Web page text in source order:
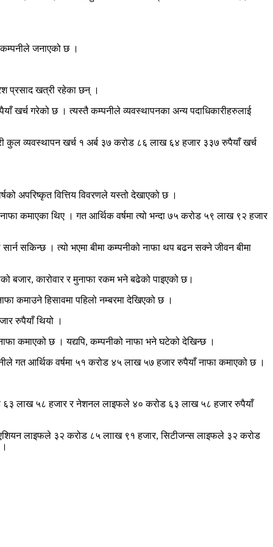
जनाएको छ ।
प्रसाद खत्री रहेका छन् ।
खर्च गरेको छ । त्यस्तै कम्पनीले व्यवस्थापनका अन्य पदाधिकारीहरुलाई
कुल व्यवस्थापन खर्च १ अर्ब ३७ करोड ८६ लाख ६४ हजार ३३७ रुपैयाँ खर्च
अपरिष्कृत वित्तिय विवरणले यस्तो देखाएको छ ।
कमाएका थिए । गत आर्थिक वर्षमा त्यो भन्दा ७५ करोड ५९ लाख ९२ हजार
सकिन्छ । त्यो भएमा बीमा कम्पनीको नाफा थप बढन सक्ने जीवन बीमा
बजार, कारोवार र मुनाफा रकम भने बढेको पाइएको छ।
कमाउने हिसावमा पहिलो नम्बरमा देखिएको छ ।
रुपैयाँ थियो ।
कमाएको छ । यद्यपि, कम्पनीको नाफा भने घटेको देखिन्छ ।
गत आर्थिक वर्षमा ५१ करोड ४५ लाख ५७ हजार रुपैयाँ नाफा कमाएको छ ।
६३ लाख ५८ हजार र नेशनल लाइफले ४० करोड ६३ लाख ५८ हजार रुपैयाँ
लाइफले ३२ करोड ८५ लााख ९१ हजार, सिटीजन्स लाइफले ३२ करोड